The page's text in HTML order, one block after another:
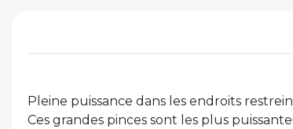
Pleine puissance dans les endroits
Ces grandes pinces sont les plus